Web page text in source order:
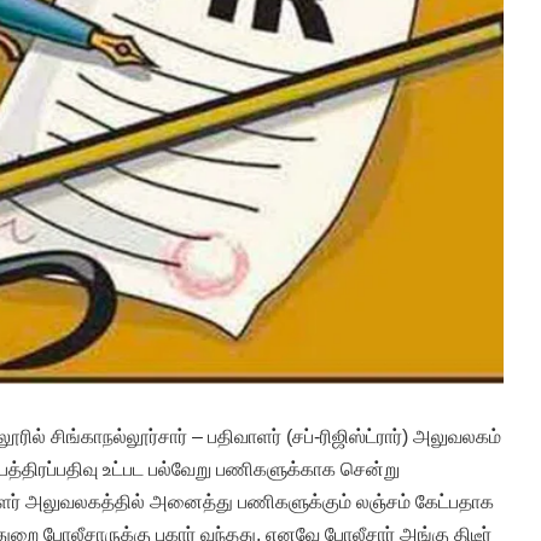
சிங்காநல்லூர்சார் – பதிவாளர் (சப்-ரிஜிஸ்ட்ரார்) அலுவலகம்
உட்பட பல்வேறு பணிகளுக்காக சென்று
அலுவலகத்தில் அனைத்து பணிகளுக்கும் லஞ்சம் கேட்பதாக
போலீசாருக்கு புகார் வந்தது. எனவே போலீசார் அங்கு திடீர்